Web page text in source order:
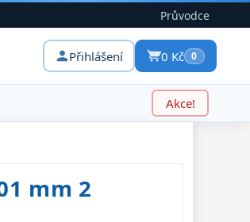
Průvodce
Přihlášení 0 Kč 0
Akce!
mm 2